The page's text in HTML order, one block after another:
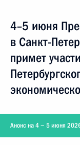
4–5 июня
в Санкт-
примет
Анонс на 4 − 5 июня